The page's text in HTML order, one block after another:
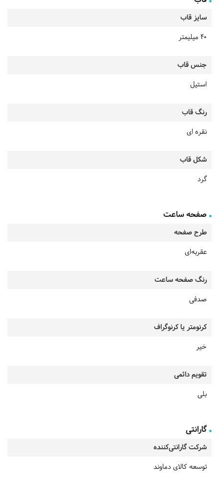
سایز قاب
40 میلیمتر
جنس قاب
استیل
رنگ قاب
نقره ای
شکل قاب
گرد
صفحه ساعت
طرح صفحه
عقربه‌ای
رنگ صفحه ساعت
صدفی
کرنومتر یا کرنوگراف
خیر
تقویم دائمی
بلی
گارانتی
شرکت گارانتی‌کننده
توسعه کالای دماوند